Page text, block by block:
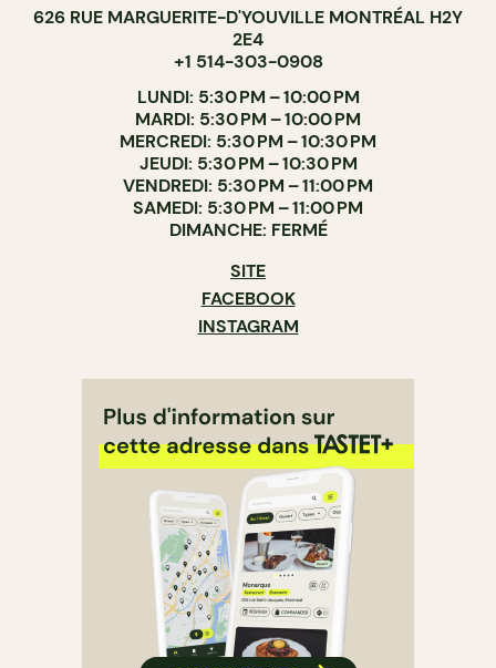
626 RUE MARGUERITE-D'YOUVILLE MONTRÉAL H2Y
2E4
+1 514-303-0908
LUNDI: 5:30 PM – 10:00 PM
MARDI: 5:30 PM – 10:00 PM
MERCREDI: 5:30 PM – 10:30 PM
JEUDI: 5:30 PM – 10:30 PM
VENDREDI: 5:30 PM – 11:00 PM
SAMEDI: 5:30 PM – 11:00 PM
DIMANCHE: FERMÉ
SITE
FACEBOOK
INSTAGRAM